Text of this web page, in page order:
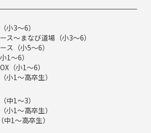
小3～6）
ス～まなび道場（小3～6）
ス（小5～6）
1～6）
（小1～6）
小1～高卒生）
中1～3）
小1～高卒生）
1～高卒生）